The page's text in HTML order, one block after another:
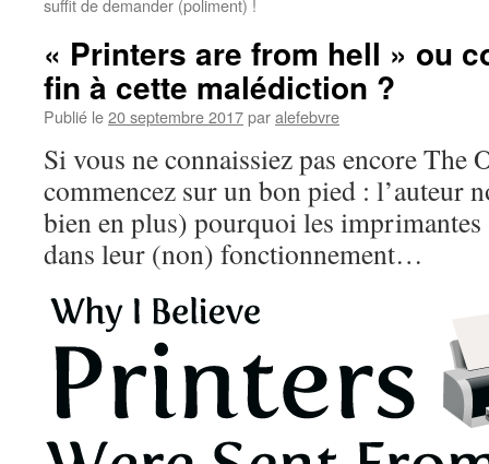
suffit de demander (poliment) !
« Printers are from hell » ou
fin à cette malédiction ?
Publié le20 septembre 2017paralefebvre
Si vous ne connaissiez pas encore The
commencez sur un bon pied : l’auteur
bien en plus) pourquoi les
dans leur (non) fonctionnement…